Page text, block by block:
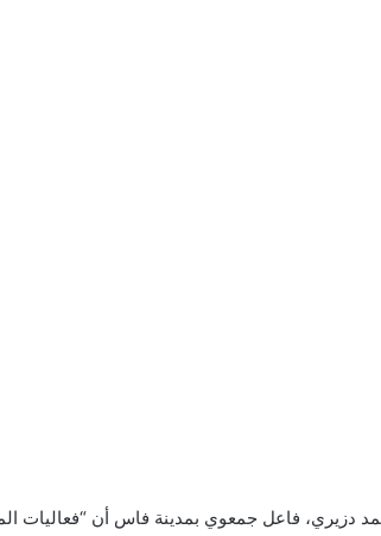
دزيري، فاعل جمعوي بمدينة فاس أن “فعاليات